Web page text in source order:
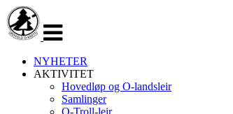
navigasjon
NYHETER
AKTIVITET
Hovedløp og O-landsleir
Samlinger
O-Troll-leir